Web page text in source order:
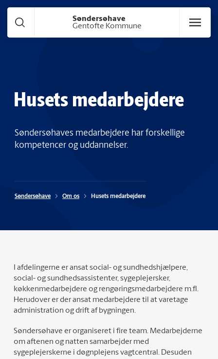
Søndersøhave
Gentofte Kommune
Husets medarbejdere
Søndersøhaves medarbejdere har forskellige
kompetencer og uddannelser.
Søndersøhave Om os Husets medarbejdere
I afdelingerne er ansat social- og sundhedshjælpere,
social- og sundhedsassistenter, sygeplejersker,
køkkenmedarbejdere og rengøringsmedarbejdere m.fl.
Herudover er der ansat medarbejdere til at varetage
administration og drift af bygningen.
Søndersøhave er organiseret i fire team. Medarbejderne
om aftenen og natten samarbejder med
sygeplejerskerne i døgnplejens vagtcentral. Desuden